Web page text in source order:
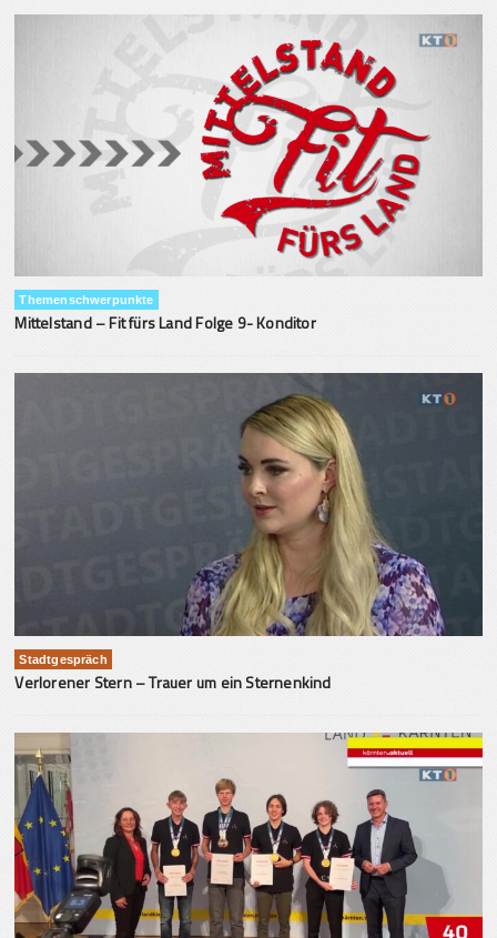
Themenschwerpunkte
Mittelstand – Fit fürs Land Folge 9- Konditor
Stadtgespräch
Verlorener Stern – Trauer um ein Sternenkind